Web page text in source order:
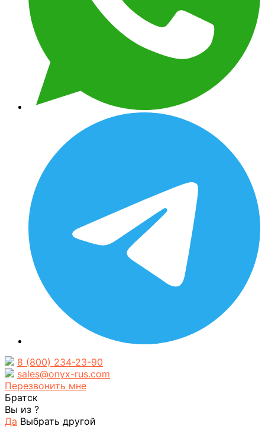
8 (800) 234-23-90
sales@onyx-rus.com
Перезвонить мне
Братск
Вы из ?
Да Выбрать другой